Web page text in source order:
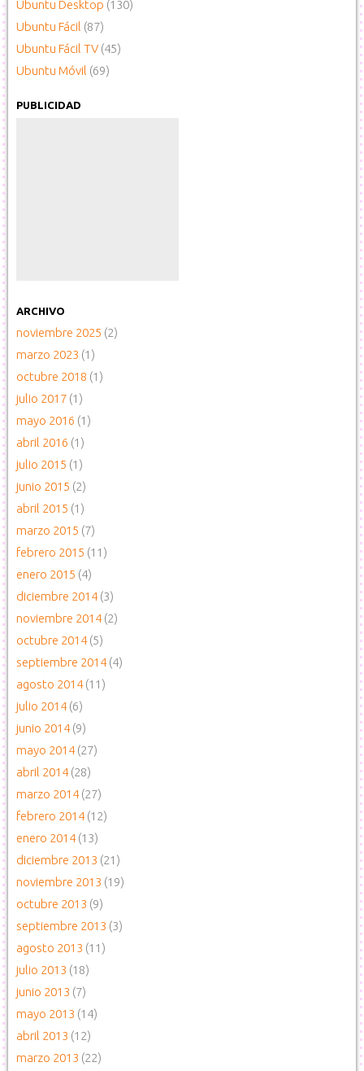
Ubuntu Desktop (130)
Ubuntu Fácil (87)
Ubuntu Fácil TV (45)
Ubuntu Móvil (69)
PUBLICIDAD
ARCHIVO
noviembre 2025 (2)
marzo 2023 (1)
octubre 2018 (1)
julio 2017 (1)
mayo 2016 (1)
abril 2016 (1)
julio 2015 (1)
junio 2015 (2)
abril 2015 (1)
marzo 2015 (7)
febrero 2015 (11)
enero 2015 (4)
diciembre 2014(3)
noviembre 2014(2)
octubre 2014(5)
septiembre 2014(4)
agosto 2014(11)
julio 2014(6)
junio 2014(9)
mayo 2014(27)
abril 2014(28)
marzo 2014(27)
febrero 2014(12)
enero 2014(13)
diciembre 2013 (21)
noviembre 2013 (19)
octubre 2013 (9)
septiembre 2013 (3)
agosto 2013 (11)
julio 2013 (18)
junio 2013 (7)
mayo 2013 (14)
abril 2013 (12)
marzo 2013 (22)